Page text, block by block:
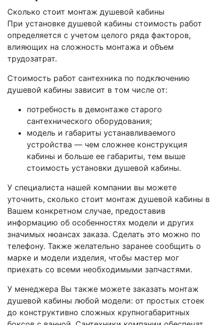
Сколько стоит монтаж душевой кабины
При установке душевой кабины стоимость работ
определяется с учетом целого ряда факторов,
влияющих на сложность монтажа и объем
трудозатрат.
Стоимость работ сантехника по подключению
душевой кабины зависит в том числе от:
потребность в демонтаже старого
сантехнического оборудования;
модель и габариты устанавливаемого
устройства — чем сложнее конструкция
кабины и больше ее габариты, тем выше
стоимость установки душевой кабины.
У специалиста нашей компании вы можете
уточнить, сколько стоит монтаж душевой кабины в
Вашем конкретном случае, предоставив
информацию об особенностях модели и других
значимых нюансах заказа. Сделать это можно по
телефону. Также желательно заранее сообщить о
марке и модели изделия, чтобы мастер мог
приехать со всеми необходимыми запчастями.
У менеджера Вы также можете заказать монтаж
душевой кабины любой модели: от простых стоек
до конструктивно сложных крупногабаритных